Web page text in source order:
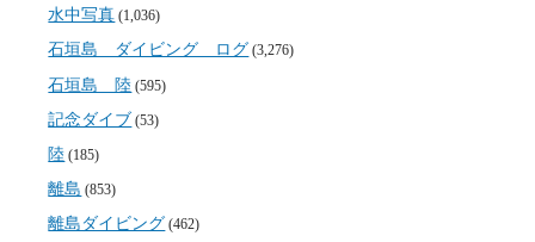
水中写真 (1,036)
石垣島 ダイビング ログ (3,276)
石垣島 陸 (595)
記念ダイブ (53)
陸 (185)
離島 (853)
離島ダイビング (462)